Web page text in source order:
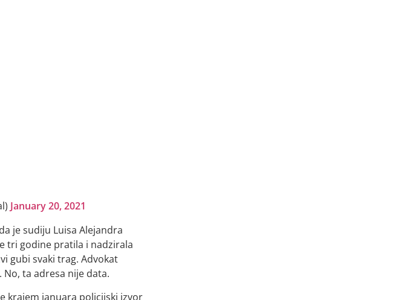
January 20, 2021
je sudiju Luisa Alejandra
tri godine pratila i nadzirala
gubi svaki trag. Advokat
ta adresa nije data.
krajem januara policijski izvor